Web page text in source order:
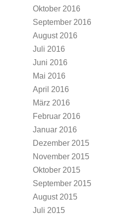
Oktober 2016
September 2016
August 2016
Juli 2016
Juni 2016
Mai 2016
April 2016
März 2016
Februar 2016
Januar 2016
Dezember 2015
November 2015
Oktober 2015
September 2015
August 2015
Juli 2015